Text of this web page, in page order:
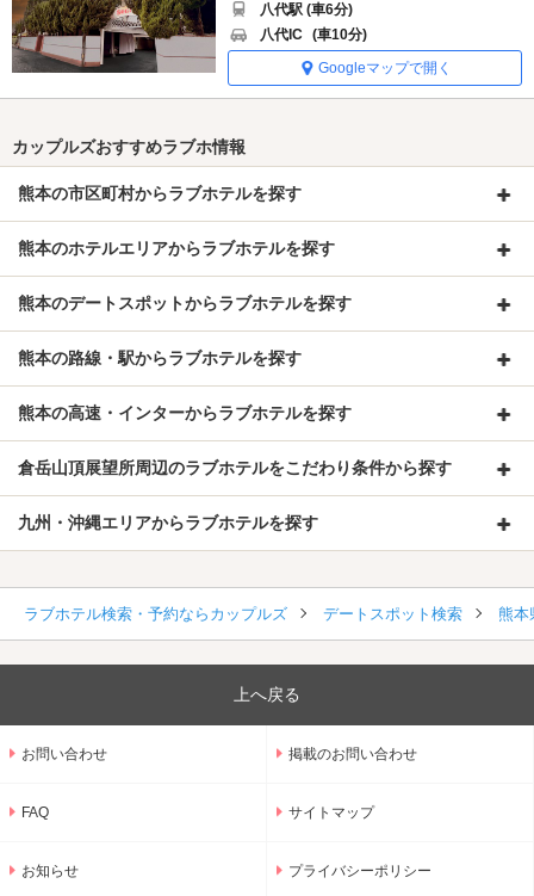
八代駅 (車6分)
八代IC (車10分)
Googleマップで開く
カップルズおすすめラブホ情報
熊本の市区町村からラブホテルを探す
熊本のホテルエリアからラブホテルを探す
熊本のデートスポットからラブホテルを探す
熊本の路線・駅からラブホテルを探す
熊本の高速・インターからラブホテルを探す
倉岳山頂展望所周辺のラブホテルをこだわり条件から探す
九州・沖縄エリアからラブホテルを探す
ラブホテル検索・予約ならカップルズ デートスポット検索 熊本
上へ戻る
お問い合わせ 掲載のお問い合わせ
FAQ サイトマップ
お知らせ プライバシーポリシー